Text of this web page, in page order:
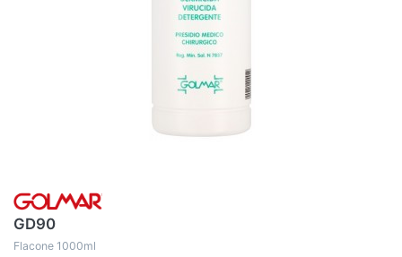
GD90
Flacone 1000ml